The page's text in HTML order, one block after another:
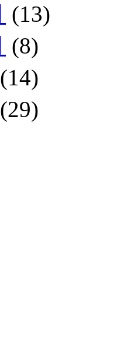
(13)
(8)
(14)
(29)